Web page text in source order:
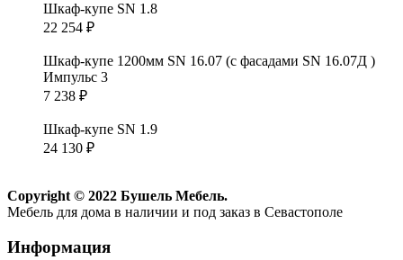
Шкаф-купе SN 1.8
22 254 ₽
Шкаф-купе 1200мм SN 16.07 (с фасадами SN 16.07Д )
Импульс 3
7 238 ₽
Шкаф-купе SN 1.9
24 130 ₽
Copyright © 2022 Бушель Мебель.
Мебель для дома в наличии и под заказ в Севастополе
Информация